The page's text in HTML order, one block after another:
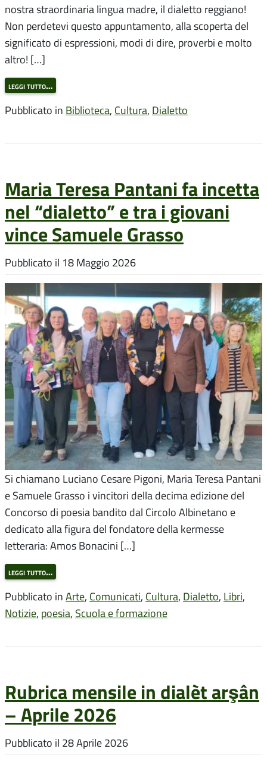
nostra straordinaria lingua madre, il dialetto reggiano!
Non perdetevi questo appuntamento, alla scoperta del
significato di espressioni, modi di dire, proverbi e molto
altro! […]
leggi tutto…
Pubblicato in Biblioteca, Cultura, Dialetto
Maria Teresa Pantani fa incetta
nel “dialetto” e tra i giovani
vince Samuele Grasso
Pubblicato il 18 Maggio 2026
Si chiamano Luciano Cesare Pigoni, Maria Teresa Pantani
e Samuele Grasso i vincitori della decima edizione del
Concorso di poesia bandito dal Circolo Albinetano e
dedicato alla figura del fondatore della kermesse
letteraria: Amos Bonacini […]
leggi tutto…
Pubblicato in Arte, Comunicati, Cultura, Dialetto, Libri,
Notizie, poesia, Scuola e formazione
Rubrica mensile in dialèt arşân
– Aprile 2026
Pubblicato il 28 Aprile 2026